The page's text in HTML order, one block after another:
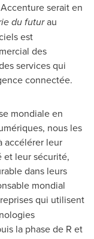
serait en
du futurau
est
des
services qui
connectée.
mondiale en
nous les
accélérer leur
et leur sécurité,
dans leurs
mondial
qui utilisent
la phase de R et